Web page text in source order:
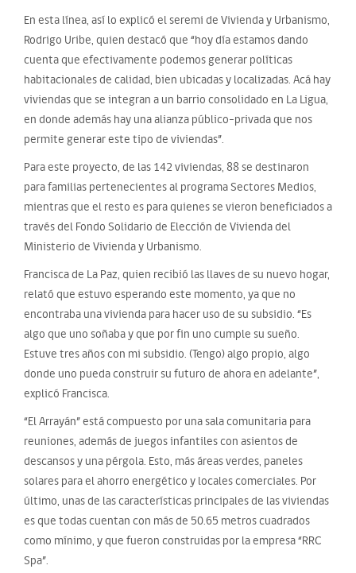
En esta línea, así lo explicó el seremi de Vivienda y Urbanismo,
Rodrigo Uribe, quien destacó que “hoy día estamos dando
cuenta que efectivamente podemos generar políticas
habitacionales de calidad, bien ubicadas y localizadas. Acá hay
viviendas que se integran a un barrio consolidado en La Ligua,
en donde además hay una alianza público-privada que nos
permite generar este tipo de viviendas”.
Para este proyecto, de las 142 viviendas, 88 se destinaron
para familias pertenecientes al programa Sectores Medios,
mientras que el resto es para quienes se vieron beneficiados a
través del Fondo Solidario de Elección de Vivienda del
Ministerio de Vivienda y Urbanismo.
Francisca de La Paz, quien recibió las llaves de su nuevo hogar,
relató que estuvo esperando este momento, ya que no
encontraba una vivienda para hacer uso de su subsidio. “Es
algo que uno soñaba y que por fin uno cumple su sueño.
Estuve tres años con mi subsidio. (Tengo) algo propio, algo
donde uno pueda construir su futuro de ahora en adelante”,
explicó Francisca.
“El Arrayán” está compuesto por una sala comunitaria para
reuniones, además de juegos infantiles con asientos de
descansos y una pérgola. Esto, más áreas verdes, paneles
solares para el ahorro energético y locales comerciales. Por
último, unas de las características principales de las viviendas
es que todas cuentan con más de 50.65 metros cuadrados
como mínimo, y que fueron construidas por la empresa “RRC
Spa”.